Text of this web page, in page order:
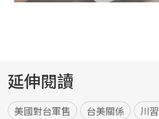
延伸閱讀
美國對台軍售 台美關係 川